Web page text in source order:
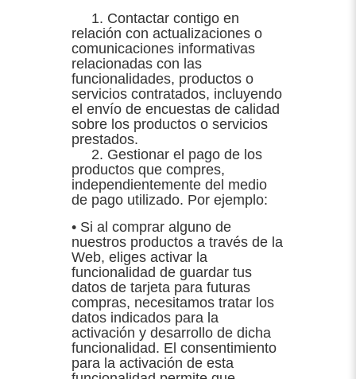
1. Contactar contigo en
relación con actualizaciones o
comunicaciones informativas
relacionadas con las
funcionalidades, productos o
servicios contratados, incluyendo
el envío de encuestas de calidad
sobre los productos o servicios
prestados.
2. Gestionar el pago de los
productos que compres,
independientemente del medio
de pago utilizado. Por ejemplo:
• Si al comprar alguno de
nuestros productos a través de la
Web, eliges activar la
funcionalidad de guardar tus
datos de tarjeta para futuras
compras, necesitamos tratar los
datos indicados para la
activación y desarrollo de dicha
funcionalidad. El consentimiento
para la activación de esta